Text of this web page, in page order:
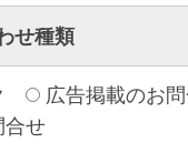
せ種類
広告掲載のお
合せ